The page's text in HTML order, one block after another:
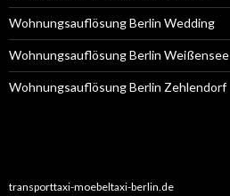
Wohnungsauflösung Berlin Wedding
Wohnungsauflösung Berlin Weißensee
Wohnungsauflösung Berlin Zehlendorf
transporttaxi-moebeltaxi-berlin.de